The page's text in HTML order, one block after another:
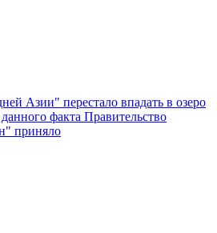
Азии" перестало впадать в озеро
факта Правительство
приняло